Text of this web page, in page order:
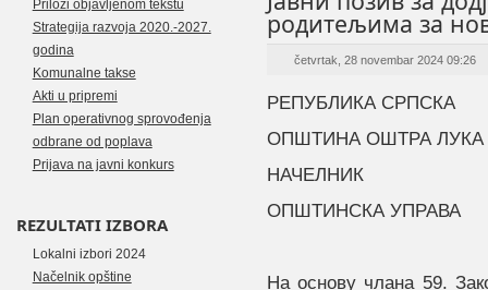
родитељима за
četvrtak, 28 novembar 2024 09:26
РЕПУБЛИКА СРПСКА
ОПШТИНА ОШТРА ЛУКА
НАЧЕЛНИК
ОПШТИНСКА УПРАВА
На основу члана 59.
Prilozi objavljenom tekstu
Strategija razvoja 2020.-2027.
godina
Komunalne takse
Akti u pripremi
Plan operativnog sprovođenja
odbrane od poplava
Prijava na javni konkurs
REZULTATI IZBORA
Lokalni izbori 2024
Načelnik opštine